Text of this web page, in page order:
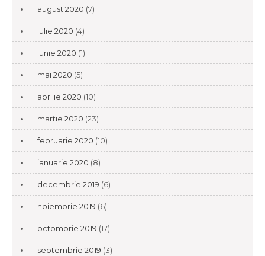
august 2020 (7)
iulie 2020 (4)
iunie 2020 (1)
mai 2020 (5)
aprilie 2020 (10)
martie 2020 (23)
februarie 2020 (10)
ianuarie 2020 (8)
decembrie 2019 (6)
noiembrie 2019 (6)
octombrie 2019 (17)
septembrie 2019 (3)